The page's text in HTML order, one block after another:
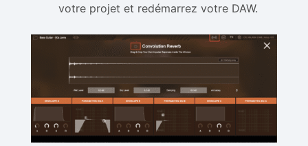
votre projet et redémarrez votre DAW.